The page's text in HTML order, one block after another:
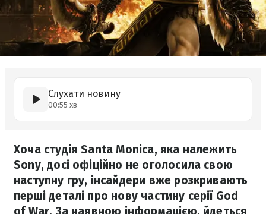
Слухати новину
00:55 хв
Хоча студія Santa Monica, яка належить
Sony, досі офіційно не оголосила свою
наступну гру, інсайдери вже розкривають
перші деталі про нову частину серії God